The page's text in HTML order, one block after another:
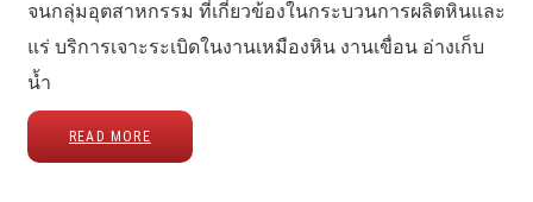
จนกลุ่มอุตสาหกรรม ที่เกี่ยวข้องในกระบวนการผลิตหินและ
แร่ บริการเจาะระเบิดในงานเหมืองหิน งานเขื่อน อ่างเก็บ
น้ำ
READ MORE